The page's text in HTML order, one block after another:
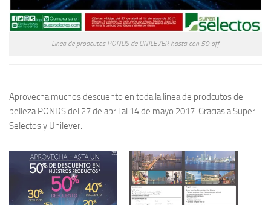
Linea de prodcutos PONDS de UNILEVER hasta con 50 off
Aprovecha muchos descuento en toda la linea de prodcutos de
belleza PONDS del 27 de abril al 14 de mayo 2017. Gracias a Super
Selectos y Unilever.